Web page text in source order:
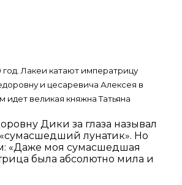
год. Лакеи катают императрицу
и цесаревича Алексея в
идет великая княжна Татьяна
Дики за глаза называл
лунатик». Но
«Даже моя сумасшедшая
была абсолютно мила и